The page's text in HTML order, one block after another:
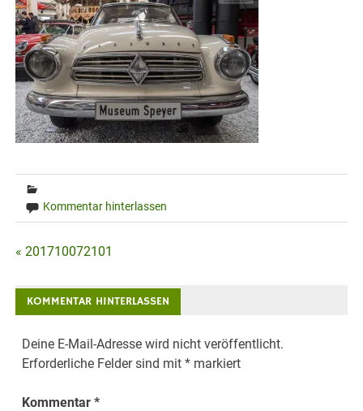
Kommentar hinterlassen
Beitragsnavigation
« 201710072101
KOMMENTAR HINTERLASSEN
Deine E-Mail-Adresse wird nicht veröffentlicht.
Erforderliche Felder sind mit* markiert
Kommentar*